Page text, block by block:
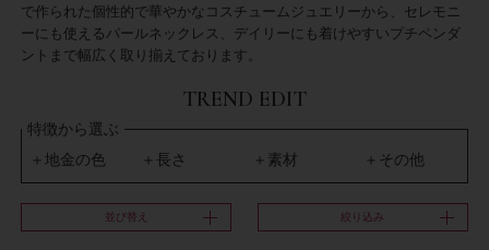
で作られた個性的で華やかなコスチュームジュエリーから、セレモニ
ーにも使えるパールネックレス、デイリーにも着けやすいプチペンダ
ントまで幅広く取り揃えております。
TREND EDIT
特徴から選ぶ
地金の色
長さ 素材 その他
並び替え 絞り込み